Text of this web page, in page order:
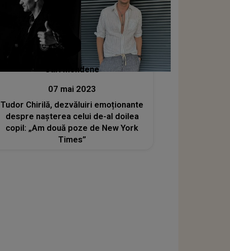
Stiri mondene
07 mai 2023
Tudor Chirilă, dezvăluiri emoționante
despre nașterea celui de-al doilea
copil: „Am două poze de New York
Times”